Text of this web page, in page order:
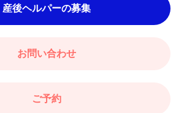
産後ヘルパーの募集
お問い合わせ
ご予約